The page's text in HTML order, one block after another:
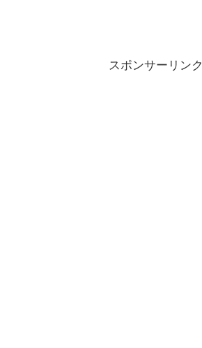
スポンサーリンク